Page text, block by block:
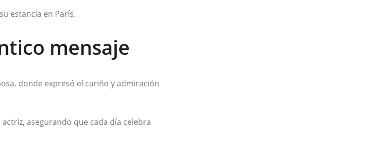
estancia en París.
mensaje
donde expresó el cariño y admiración
asegurando que cada día celebra